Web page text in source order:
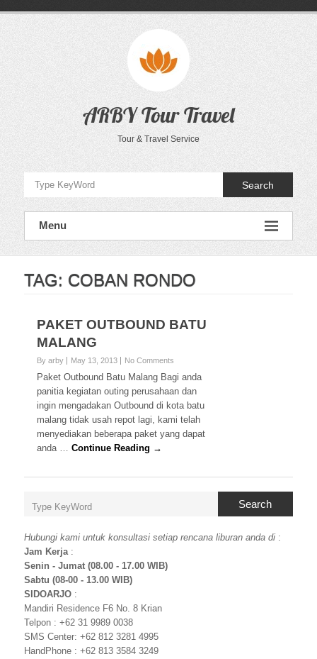
ARBY Tour Travel
Tour & Travel Service
Search
Menu
TAG: COBAN RONDO
PAKET OUTBOUND BATU
MALANG
By arby May 13, 2013 No Comments
Paket Outbound Batu Malang Bagi anda
panitia kegiatan outing perusahaan dan
ingin mengadakan Outbound di kota batu
malang tidak usah repot lagi, kami telah
menyediakan beberapa paket yang dapat
anda …Continue Reading →
Search
Hubungi kami untuk konsultasi setiap rencana liburan anda di :
Jam Kerja:
Senin - Jumat (08.00 - 17.00 WIB)
Sabtu (08-00 - 13.00 WIB)
SIDOARJO :
Mandiri Residence F6 No. 8 Krian
Telpon : +62 31 9989 0038
SMS Center: +62 812 3281 4995
HandPhone : +62 813 3584 3249